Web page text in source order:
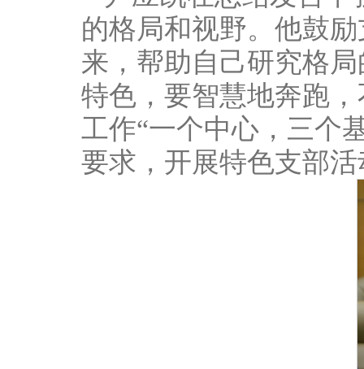
的格局和视野。他鼓
来，帮助自己研究格
特色，要智慧地奔跑
工作“一个中心，三个
要求，开展特色支部